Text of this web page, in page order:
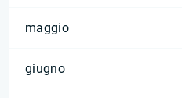
maggio
giugno